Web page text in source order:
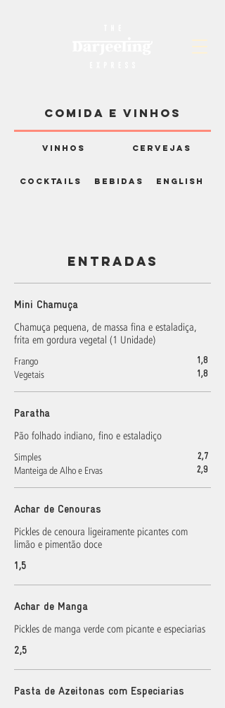
COMIDA E VINHOS
VINHOS CERVEJAS
COCKTAILS BEBIDAS ENGLISH
ENTRADAS
Mini Chamuça
Chamuça pequena, de massa fina e estaladiça,
frita em gordura vegetal (1 Unidade)
Frango 1,8
Vegetais 1,8
Paratha
Pão folhado indiano, fino e estaladiço
Simples 2,7
Manteiga de Alho e Ervas 2,9
Achar de Cenouras
Pickles de cenoura ligeiramente picantes com
limão e pimentão doce
1,5
Achar de Manga
Pickles de manga verde com picante e especiarias
2,5
Pasta de Azeitonas com Especiarias